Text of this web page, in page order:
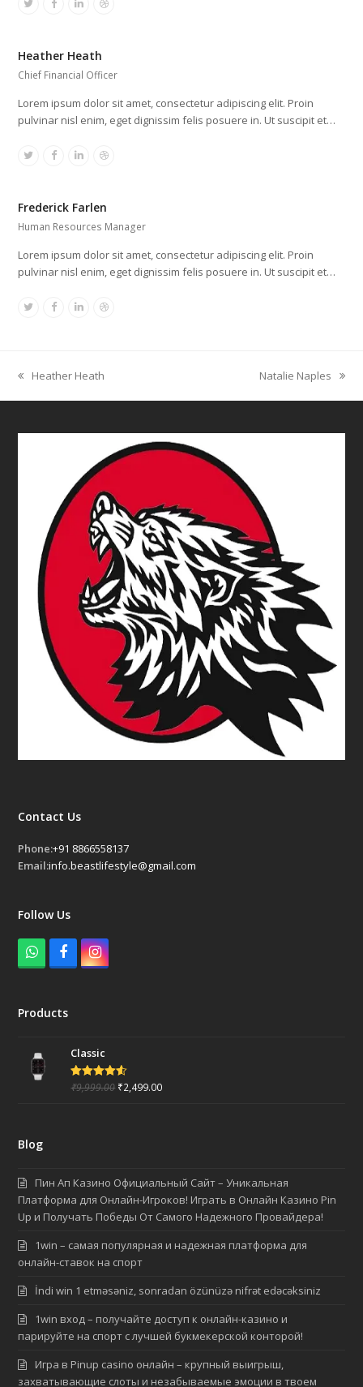
TwitterFacebook
LinkedinDribbble
Heather Heath
Chief Financial Officer
Lorem ipsum dolor sit amet, consectetur adipiscing elit. Proin
pulvinar nisl enim, eget dignissim felis posuere in. Ut suscipit et…
TwitterFacebook
LinkedinDribbble
Frederick Farlen
Human Resources Manager
Lorem ipsum dolor sit amet, consectetur adipiscing elit. Proin
pulvinar nisl enim, eget dignissim felis posuere in. Ut suscipit et…
TwitterFacebook
LinkedinDribbble
previous
post:
Heather Heath
next
post:
Natalie Naples
Contact Us
Phone:+91 8866558137
Email:info.beastlifestyle@gmail.com
Follow Us
W
h
s
p
F
a
b
o
I
n
r
a
m
Products
Classic
Rated4.50
₹9,999.00 ₹2,499.00
Blog
Пин Ап Казино Официальный Сайт – Уникальная
Платформа для Онлайн-Игроков! Играть в Онлайн Казино Pin
Up и Получать Победы От Самого Надежного Провайдера!
1win – самая популярная и надежная платформа для
онлайн-ставок на спорт
İndi win 1 etməsəniz, sonradan özünüzə nifrət edəcəksiniz
1win вход – получайте доступ к онлайн-казино и
парируйте на спорт с лучшей букмекерской конторой!
Игра в Pinup casino онлайн – крупный выигрыш,
захватывающие слоты и незабываемые эмоции в твоем